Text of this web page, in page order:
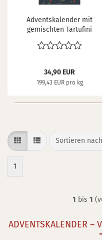
Ad­vents­ka­len­der mit
ge­misch­ten Tar­tu­fi­ni
34,90 EUR
199,43 EUR pro kg
Sortieren nach
Sortieren nach
1
1 bis 1
ADVENTSKALENDER –